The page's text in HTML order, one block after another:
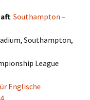
: Southampton –
Southampton,
League
Englische